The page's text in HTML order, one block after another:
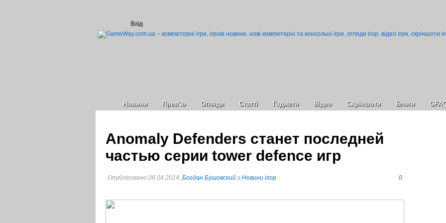
Вхід
Новини Прев’ю Огляди Статті Гаджети Відео Cкріншоти Блоги
Anomaly Defenders станет последней
частью серии tower defence игр
Опубліковано 06.04.2014, Богдан Бушовский в Новини ігор 0